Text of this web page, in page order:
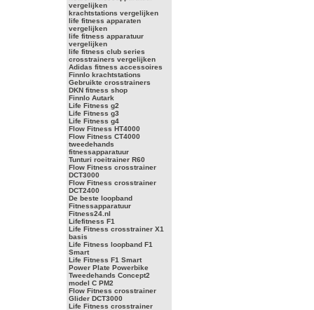
vergelijken
krachtstations vergelijken
life fitness apparaten
vergelijken
life fitness apparatuur
vergelijken
life fitness club series
crosstrainers vergelijken
Adidas fitness accessoires
Finnlo krachtstations
Gebruikte crosstrainers
DKN fitness shop
Finnlo Autark
Life Fitness g2
Life Fitness g3
Life Fitness g4
Flow Fitness HT4000
Flow Fitness CT4000
tweedehands
fitnessapparatuur
Tunturi roeitrainer R60
Flow Fitness crosstrainer
DCT3000
Flow Fitness crosstrainer
DCT2400
De beste loopband
Fitnessapparatuur
Fitness24.nl
Lifefitness F1
Life Fitness crosstrainer X1
basis
Life Fitness loopband F1
Smart
Life Fitness F1 Smart
Power Plate Powerbike
Tweedehands Concept2
model C PM2
Flow Fitness crosstrainer
Glider DCT3000
Life Fitness crosstrainer